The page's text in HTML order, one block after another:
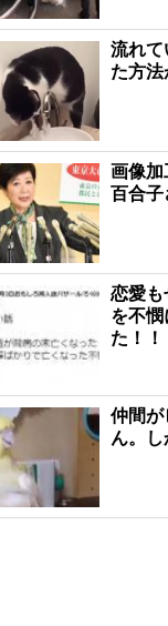
流れ
た方
画像
百合
恋愛
を不
た！！
仲間
ん。